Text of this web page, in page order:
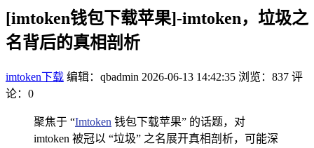
[imtoken钱包下载苹果]-imtoken，垃圾之
名背后的真相剖析
imtoken下载 编辑：qbadmin 2026-06-13 14:42:35 浏览：837 评
论：0
聚焦于 “Imtoken 钱包下载苹果” 的话题，对
imtoken 被冠以 “垃圾” 之名展开真相剖析，可能深